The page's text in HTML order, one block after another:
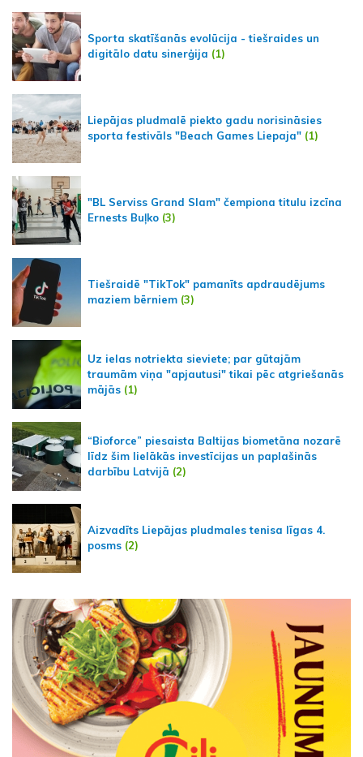
Sporta skatīšanās evolūcija - tiešraides un
digitālo datu sinerģija (1)
Liepājas pludmalē piekto gadu norisināsies
sporta festivāls "Beach Games Liepaja" (1)
"BL Serviss Grand Slam" čempiona titulu izcīna
Ernests Buļko (3)
Tiešraidē "TikTok" pamanīts apdraudējums
maziem bērniem (3)
Uz ielas notriekta sieviete; par gūtajām
traumām viņa "apjautusi" tikai pēc atgriešanās
mājās (1)
“Bioforce” piesaista Baltijas biometāna nozarē
līdz šim lielākās investīcijas un paplašinās
darbību Latvijā (2)
Aizvadīts Liepājas pludmales tenisa līgas 4.
posms (2)